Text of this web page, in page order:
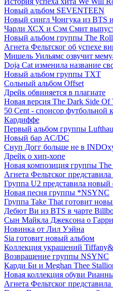
Новый альбом SEVENTEEN
Новый сингл Чонгука из BTS
Чарли ХСХ и Сэм Смит
Новый альбом группы The
Агнета Фельтског об успехе
Мишель Уильямс озвучит
Doja Cat изменила название
Новый альбом группы TXT
Сольный альбом Offset
Дрейк обвиняется в плагиате
Новая версия The Dark Side Of
50 Cent - спонсор футбольной
Кардиффе
Первый альбом группы
Новый бар AC/DC
Снуп Догг больше не в
Дрейк о хип-хопе
Новая композиция группы The
Агнета Фельтског
Группа U2 представила новый
Новая песня группы *NSYNC
Группа Take That готовит
Дебют Ви из BTS в чарте
Сын Майкла Джексона о
Новинка от Лил Уэйна
Sia готовит новый альбом
Коллекция украшений
Возвращение группы NSYNC
Карди Би и Meghan Thee
Новая коллекция обуви
Агнета Фельтског